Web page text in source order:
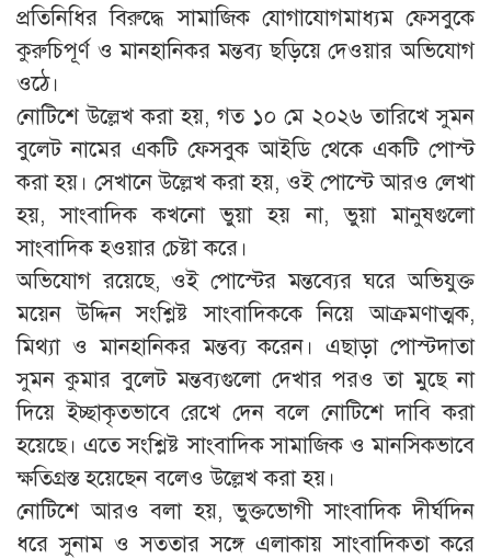
প্রতিনিধির বিরুদ্ধে সামাজিক যোগাযোগমাধ্যম ফেসবুকে
কুরুচিপূর্ণ ও মানহানিকর মন্তব্য ছড়িয়ে দেওয়ার অভিযোগ
ওঠে।
নোটিশে উল্লেখ করা হয়, গত ১০ মে ২০২৬ তারিখে সুমন
বুলেট নামের একটি ফেসবুক আইডি থেকে একটি পোস্ট
করা হয়। সেখানে উল্লেখ করা হয়, ওই পোস্টে আরও লেখা
হয়, সাংবাদিক কখনো ভুয়া হয় না, ভুয়া মানুষগুলো
সাংবাদিক হওয়ার চেষ্টা করে।
অভিযোগ রয়েছে, ওই পোস্টের মন্তব্যের ঘরে অভিযুক্ত
ময়েন উদ্দিন সংশ্লিষ্ট সাংবাদিককে নিয়ে আক্রমণাত্মক,
মিথ্যা ও মানহানিকর মন্তব্য করেন। এছাড়া পোস্টদাতা
সুমন কুমার বুলেট মন্তব্যগুলো দেখার পরও তা মুছে না
দিয়ে ইচ্ছাকৃতভাবে রেখে দেন বলে নোটিশে দাবি করা
হয়েছে। এতে সংশ্লিষ্ট সাংবাদিক সামাজিক ও মানসিকভাবে
ক্ষতিগ্রস্ত হয়েছেন বলেও উল্লেখ করা হয়।
নোটিশে আরও বলা হয়, ভুক্তভোগী সাংবাদিক দীর্ঘদিন
ধরে সুনাম ও সততার সঙ্গে এলাকায় সাংবাদিকতা করে